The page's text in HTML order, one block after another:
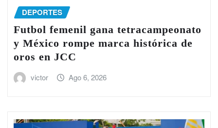
DEPORTES
Futbol femenil gana tetracampeonato
y México rompe marca histórica de
oros en JCC
victor Ago 6, 2026